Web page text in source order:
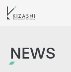
NEWS